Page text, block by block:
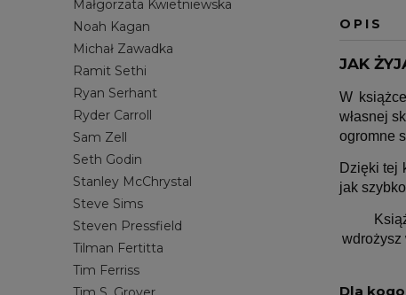
Małgorzata Kwietniewska
Noah Kagan
Michał Zawadka
Ramit Sethi
Ryan Serhant
Ryder Carroll
Sam Zell
Seth Godin
Stanley McChrystal
Steve Sims
Steven Pressfield
Tilman Fertitta
Tim Ferriss
OPIS
JAK
W
własnej
ogromne
Dzięki tej
jak
wdrożysz
Dla